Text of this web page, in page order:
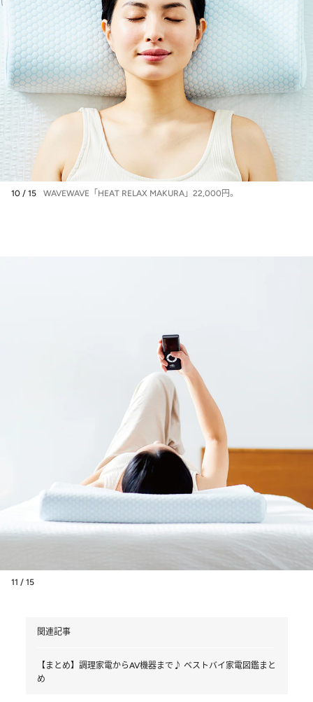
10 / 15 WAVEWAVE「HEAT RELAX MAKURA」22,000円。
11 / 15
関連記事
【まとめ】調理家電からAV機器まで♪ ベストバイ家電図鑑まと
め